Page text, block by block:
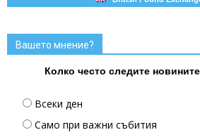
Вашето мнение?
Колко често следите
Всеки ден
Само при важни събития